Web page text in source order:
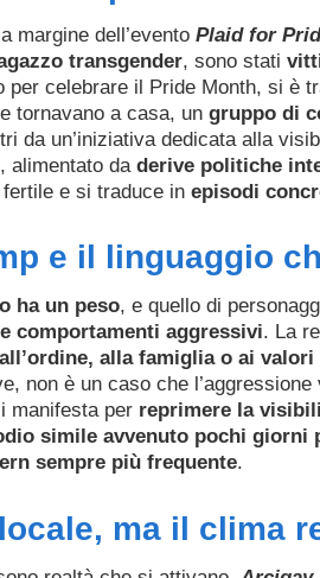
margine dell’evento Plaid for
transgender, sono stati
per celebrare il Pride Month, si è
tornavano a casa, un gruppo di
da un’iniziativa dedicata alla
alimentato da derive politiche
e si traduce in episodi
e il linguaggio
ha un peso, e quello di
comportamenti aggressivi. La
alla famiglia o ai
non è un caso che
manifesta per reprimere la
simile avvenuto pochi giorni
sempre più frequente.
ma il clima